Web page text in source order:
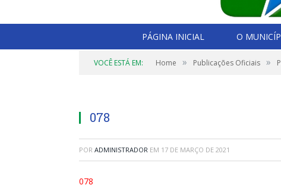
PÁGINA INICIAL O
VOCÊ ESTÁ EM: Home » Publicações Oficiais »
078
POR ADMINISTRADOR EM 17 DE MARÇO DE 2021
078